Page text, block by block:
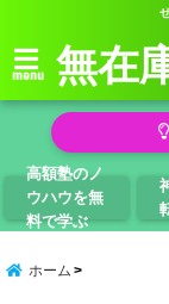
menu 無在
高額塾のノ
ウハウを無
料で学ぶ
ホーム